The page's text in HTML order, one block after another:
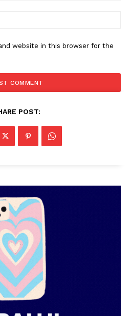
website in this browser for the
POST: